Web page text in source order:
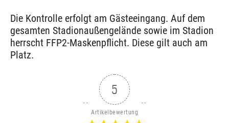
Die Kontrolle erfolgt am Gästeeingang. Auf dem
gesamten Stadionaußengelände sowie im Stadion
herrscht FFP2-Maskenpflicht. Diese gilt auch am
Platz.
5
Artikelbewertung